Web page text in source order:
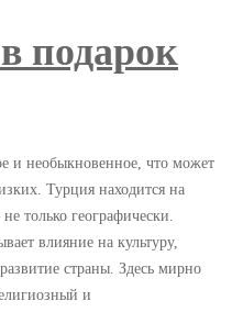
подарок
и необыкновенное, что может
Турция находится на
только географически.
влияние на культуру,
страны. Здесь мирно
и